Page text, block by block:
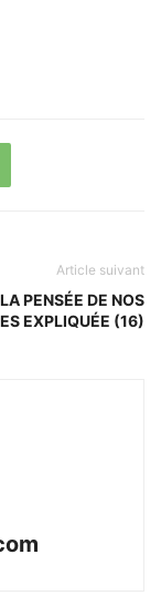
Article suivant
LA PENSÉE DE NOS
EXPLIQUÉE (16)